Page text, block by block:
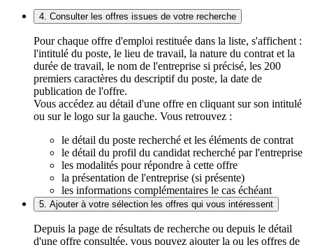
4. Consulter les offres issues de votre recherche
Pour chaque offre d'emploi restituée dans la liste, s'affichent :
l'intitulé du poste, le lieu de travail, la nature du contrat et la
durée de travail, le nom de l'entreprise si précisé, les 200
premiers caractères du descriptif du poste, la date de
publication de l'offre.
Vous accédez au détail d'une offre en cliquant sur son intitulé
ou sur le logo sur la gauche. Vous retrouvez :
le détail du poste recherché et les éléments de contrat
le détail du profil du candidat recherché par l'entreprise
les modalités pour répondre à cette offre
la présentation de l'entreprise (si présente)
les informations complémentaires le cas échéant
5. Ajouter à votre sélection les offres qui vous intéressent
Depuis la page de résultats de recherche ou depuis le détail
d'une offre consultée, vous pouvez ajouter la ou les offres de